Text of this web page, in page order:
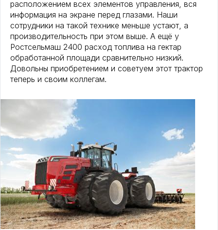
расположением всех элементов управления, вся
информация на экране перед глазами. Наши
сотрудники на такой технике меньше устают, а
производительность при этом выше. А ещё у
Ростсельмаш 2400 расход топлива на гектар
обработанной площади сравнительно низкий.
Довольны приобретением и советуем этот трактор
теперь и своим коллегам.